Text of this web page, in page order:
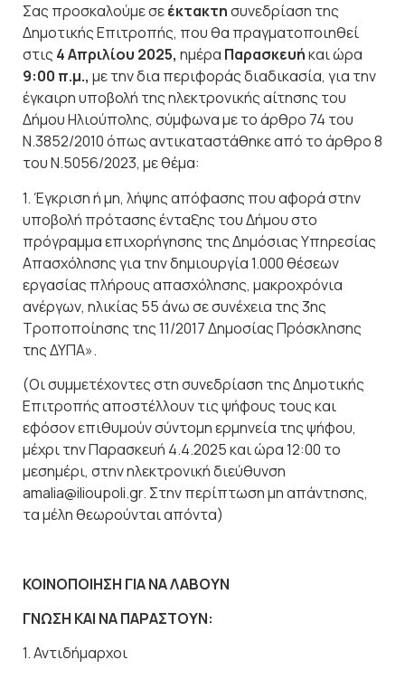
Σας προσκαλούμε σεέκτακτησυνεδρίαση της
Δημοτικής Επιτροπής, που θα πραγματοποιηθεί
στις 4 Απριλίου 2025, ημέρα Παρασκευήκαι ώρα
9:00 π.μ., με την δια περιφοράς διαδικασία, για την
έγκαιρη υποβολή της ηλεκτρονικής αίτησης του
Δήμου Ηλιούπολης, σύμφωνα με τo άρθρο 74 του
Ν.3852/2010 όπως αντικαταστάθηκε από το άρθρο 8
του Ν.5056/2023, με θέμα:
1. Έγκριση ή μη, λήψης απόφασης που αφορά στην
υποβολή πρότασης ένταξης του Δήμου στο
πρόγραμμα επιχορήγησης της Δημόσιας Υπηρεσίας
Απασχόλησης για την δημιουργία 1.000 θέσεων
εργασίας πλήρους απασχόλησης, μακροχρόνια
ανέργων, ηλικίας 55 άνω σε συνέχεια της 3ης
Τροποποίησης της 11/2017 Δημοσίας Πρόσκλησης
της ΔΥΠΑ».
(Οι συμμετέχοντες στη συνεδρίαση της Δημοτικής
Επιτροπής αποστέλλουν τις ψήφους τους και
εφόσον επιθυμούν σύντομη ερμηνεία της ψήφου,
μέχρι την Παρασκευή 4.4.2025 και ώρα 12:00 το
μεσημέρι, στην ηλεκτρονική διεύθυνση
amalia@ilioupoli.gr. Στην περίπτωση μη απάντησης,
τα μέλη θεωρούνται απόντα)
ΚΟΙΝΟΠΟΙΗΣΗ ΓΙΑ ΝΑ ΛΑΒΟΥΝ
ΓΝΩΣΗ ΚΑΙ ΝΑ ΠΑΡΑΣΤΟΥΝ:
1. Αντιδήμαρχοι